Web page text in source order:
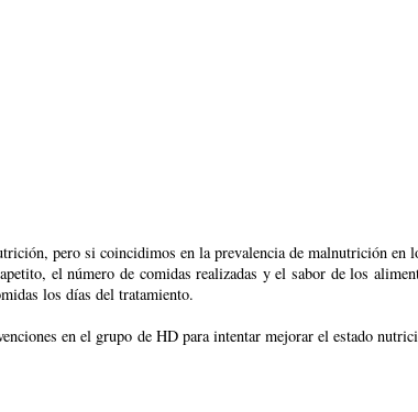
pero si coincidimos en la prevalencia de malnutrición en
el número de comidas realizadas y el sabor de los
los días del tratamiento.
en el grupo de HD para intentar mejorar el estado